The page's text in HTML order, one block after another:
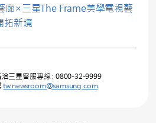
廊×三星The Frame美學電視藝
拓新境
三星客服專線 : 0800-32-9999
tw.newsroom@samsung.com.